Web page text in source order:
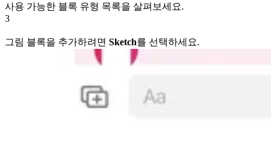
사용 가능한 블록 유형 목록을 살펴보세요.
3
그림 블록을 추가하려면 Sketch를 선택하세요.